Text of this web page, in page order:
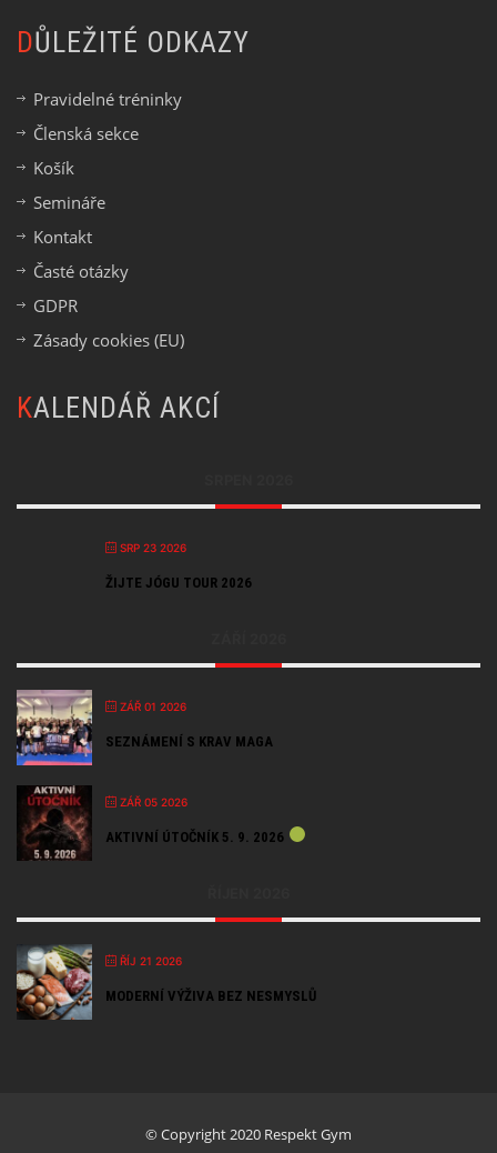
DŮLEŽITÉ ODKAZY
Pravidelné tréninky
Členská sekce
Košík
Semináře
Kontakt
Časté otázky
GDPR
Zásady cookies (EU)
KALENDÁŘ AKCÍ
SRP 23 2026
ŽIJTE JÓGU TOUR 2026
ZÁŘ 01 2026
SEZNÁMENÍ S KRAV MAGA
ZÁŘ 05 2026
AKTIVNÍ ÚTOČNÍK 5. 9. 2026
ŘÍJ 21 2026
MODERNÍ VÝŽIVA BEZ NESMYSLŮ
© Copyright 2020 Respekt Gym